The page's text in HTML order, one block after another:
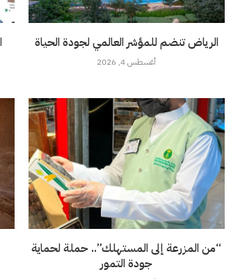
الرياض تنضم للمؤشر العالمي لجودة الحياة
أغسطس 4, 2026
“من المزرعة إلى المستهلك”.. حملة لحماية
جودة التمور